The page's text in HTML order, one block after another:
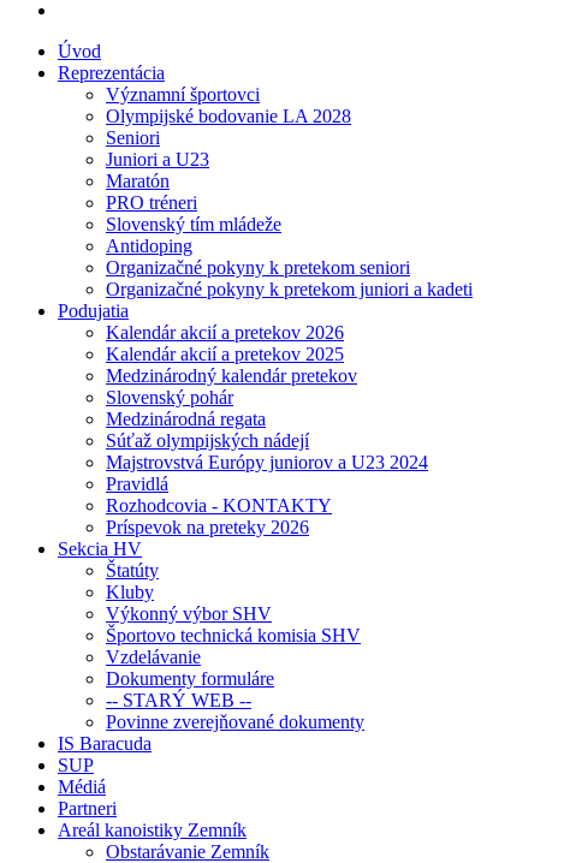
Úvod
Reprezentácia
Významní športovci
Olympijské bodovanie LA 2028
Seniori
Juniori a U23
Maratón
PRO tréneri
Slovenský tím mládeže
Antidoping
Organizačné pokyny k pretekom seniori
Organizačné pokyny k pretekom juniori a kadeti
Podujatia
Kalendár akcií a pretekov 2026
Kalendár akcií a pretekov 2025
Medzinárodný kalendár pretekov
Slovenský pohár
Medzinárodná regata
Súťaž olympijských nádejí
Majstrovstvá Európy juniorov a U23 2024
Pravidlá
Rozhodcovia - KONTAKTY
Príspevok na preteky 2026
Sekcia HV
Štatúty
Kluby
Výkonný výbor SHV
Športovo technická komisia SHV
Vzdelávanie
Dokumenty formuláre
-- STARÝ WEB --
Povinne zverejňované dokumenty
IS Baracuda
SUP
Médiá
Partneri
Areál kanoistiky Zemník
Obstarávanie Zemník